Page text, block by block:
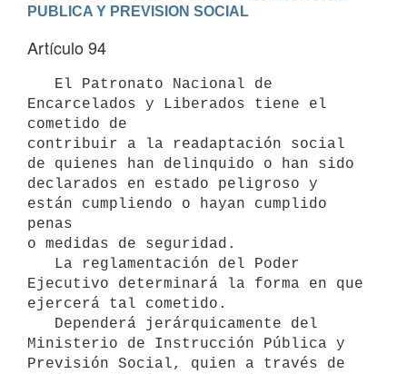
PUBLICA Y PREVISION SOCIAL
Artículo 94
Encarcelados y Liberados tiene el
cometido de
contribuir a la readaptación social
de quienes han delinquido o han sido
declarados en estado peligroso y
están cumpliendo o hayan cumplido
penas
o medidas de seguridad.
Ejecutivo determinará la forma en que
ejercerá tal cometido.
Ministerio de Instrucción Pública y
Previsión Social, quien a través de